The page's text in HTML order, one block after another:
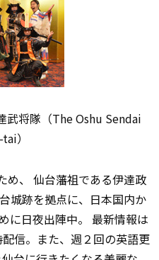
武将隊（The Oshu Sendai
）
め、 仙台藩祖である伊達政
城跡を拠点に、日本国内か
に日夜出陣中。 最新情報は
信。また、週２回の英語更